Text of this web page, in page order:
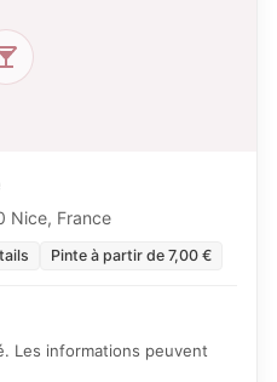
Nice, France
Pinte à partir de 7,00 €
Les informations peuvent